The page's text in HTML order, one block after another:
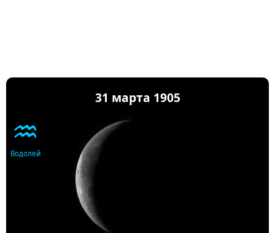
31 марта 1905
♒
Водолей